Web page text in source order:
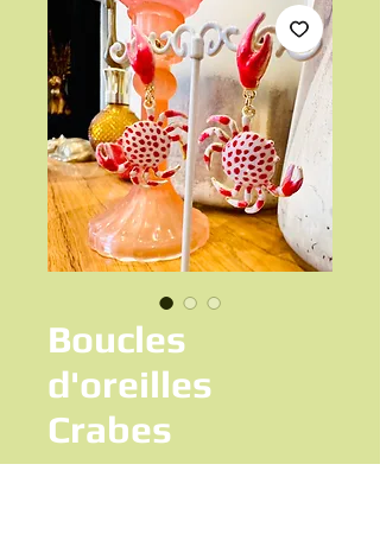
Boucles
d'oreilles
Crabes